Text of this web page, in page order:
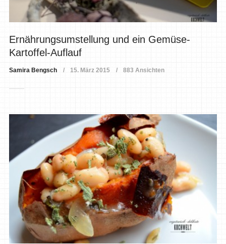
Ernährungsumstellung und ein Gemüse-
Kartoffel-Auflauf
Samira Bengsch 15. März 2015 883 Ansichten